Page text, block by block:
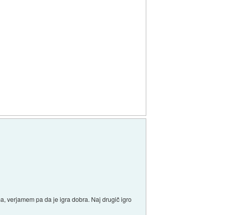
verjamem pa da je igra dobra. Naj drugič igro